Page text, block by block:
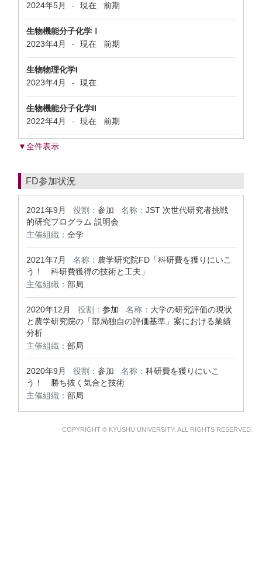
2024年5月
- 現在 前期
生物機能分子化学Ⅰ
2023年4月
- 現在 前期
生物物理化学I
2023年4月
- 現在
生物機能分子化学II
2022年4月
- 現在 前期
▼全件表示
FD参加状況
2021年9月 役割： 参加 名称： JST 次世代研究者挑戦
的研究プログラム 説明会
主催組織： 全学
2021年7月 名称： 農学研究院FD「科研費を獲りにいこ
う！ 科研費獲得の技術と工夫」
主催組織： 部局
2020年12月 役割： 参加 名称： 大学の研究評価の現状
と農学研究院の「部局独自の評価基準」案における業績
分析
主催組織： 部局
2020年9月 役割： 参加 名称： 科研費を獲りにいこ
う！ 勝ち抜く気合と技術
主催組織： 部局
COPYRIGHT © KYUSHU UNIVERSITY. ALL RIGHTS RESERVED.